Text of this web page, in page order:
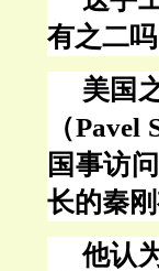
有之二吗
美国
（Pavel
国事访
长的秦刚
他认